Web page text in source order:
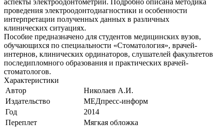
проведения электроодонтодиагностики и особенности
интерпретации полученных данных в различных
клинических ситуациях.
Пособие предназначено для студентов медицинских вузов,
обучающихся по специальности «Стоматология», врачей-
интернов, клинических ординаторов, слушателей факультетов
последипломного образования и практических врачей-
стоматологов.
Характеристики
Автор
Николаев А.И.
Издательство
МЕДпресс-информ
Год
2014
Переплет
Мягкая обложка